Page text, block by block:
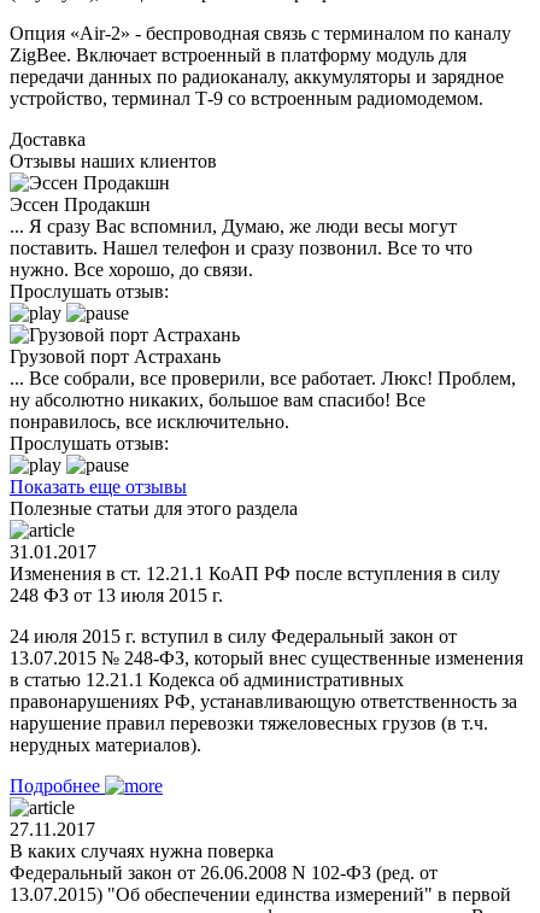
Опция «Air-2» - беспроводная связь с терминалом по каналу
ZigBee. Включает встроенный в платформу модуль для
передачи данных по радиоканалу, аккумуляторы и зарядное
устройство, терминал Т-9 со встроенным радиомодемом.
Доставка
Отзывы наших клиентов
Эссен Продакшн
... Я сразу Вас вспомнил, Думаю, же люди весы могут
поставить. Нашел телефон и сразу позвонил. Все то что
нужно. Все хорошо, до связи.
Прослушать отзыв:
Грузовой порт Астрахань
... Все собрали, все проверили, все работает. Люкс! Проблем,
ну абсолютно никаких, большое вам спасибо! Все
понравилось, все исключительно.
Прослушать отзыв:
Показать еще отзывы
Полезные статьи для этого раздела
31.01.2017
Изменения в ст. 12.21.1 КоАП РФ после вступления в силу
248 ФЗ от 13 июля 2015 г.
24 июля 2015 г. вступил в силу Федеральный закон от
13.07.2015 № 248-ФЗ, который внес существенные изменения
в статью 12.21.1 Кодекса об административных
правонарушениях РФ, устанавливающую ответственность за
нарушение правил перевозки тяжеловесных грузов (в т.ч.
нерудных материалов).
Подробнее
27.11.2017
В каких случаях нужна поверка
Федеральный закон от 26.06.2008 N 102-ФЗ (ред. от
13.07.2015) "Об обеспечении единства измерений" в первой